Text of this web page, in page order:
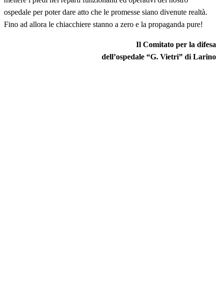
ospedale per poter dare atto che le promesse siano divenute realtà.
Fino ad allora le chiacchiere stanno a zero e la propaganda pure!
Il Comitato per la difesa
dell’ospedale “G. Vietri” di Larino